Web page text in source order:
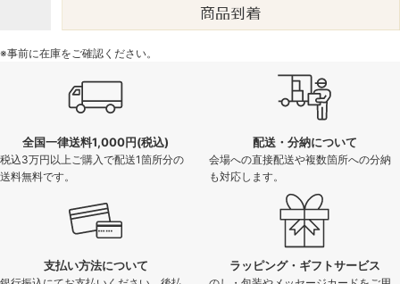
※事前に在庫をご確認ください。
全国一律送料1,000円(税込)
税込3万円以上ご購入で配送1箇所分の
送料無料です。
配送・分納について
会場への直接配送や複数箇所への分納
も対応します。
支払い方法について ラッピング・ギフトサービス